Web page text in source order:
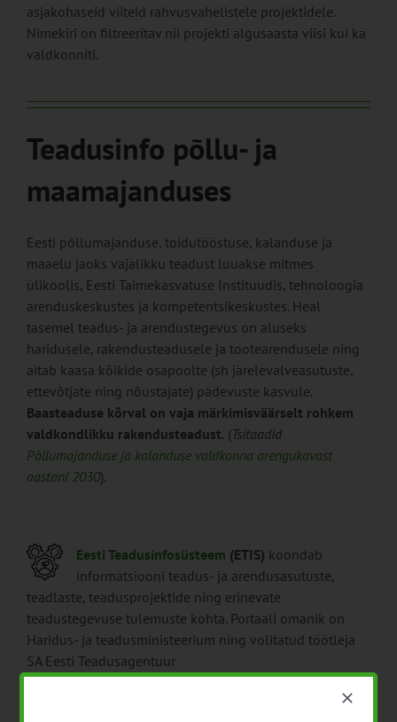
asjakohaseid viiteid rahvusvahelistele projektidele.
Nimekiri on filtreeritav nii projekti algusaasta viisi kui ka
valdkonniti.
Teadusinfo põllu- ja
maamajanduses
Eesti põllumajanduse, toidutööstuse, kalanduse ja
maaelu jaoks vajalikku teadust luuakse mitmes
ülikoolis, Eesti Taimekasvatuse Instituudis, tehnoloogia
arenduskeskustes ja kompetentsikeskustes. Heal
tasemel teadus- ja arendustegevus on aluseks
haridusele, rakendusteadusele ja tootearendusele ning
aitab kaasa kõikide osapoolte (sh järelevalveasutuste,
ettevõtjate ning nõustajate) pädevuste kasvule.
Baasteaduse kõrval on vaja märkimisväärselt rohkem
valdkondlikku rakendusteadust. (Tsitaadid
Põllumajanduse ja kalanduse valdkonna arengukavast
aastani 2030).
Eesti Teadusinfosüsteem (ETIS) koondab
informatsiooni teadus- ja arendusasutuste,
teadlaste, teadusprojektide ning erinevate
teadustegevuse tulemuste kohta. Portaali omanik on
Haridus- ja teadusministeerium ning volitatud töötleja
SA Eesti Teadusagentuur